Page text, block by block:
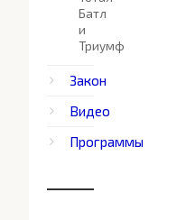
Батл
и
Триумф
Закон
Видео
Программы